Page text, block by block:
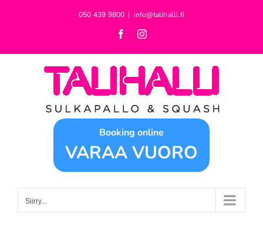
050 439 9800 | info@talihalli.fi
FacebookInstagram
Booking online
VARAA VUORO
Siirry...